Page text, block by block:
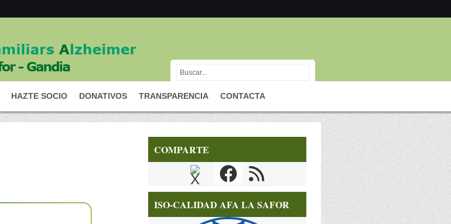
HAZTE SOCIO DONATIVOS TRANSPARENCIA CONTACTA
COMPARTE
ISO-CALIDAD AFA LA SAFOR